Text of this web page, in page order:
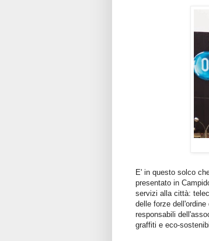
E' in questo solco
presentato in
servizi alla città:
delle forze
responsabili
graffiti e eco-